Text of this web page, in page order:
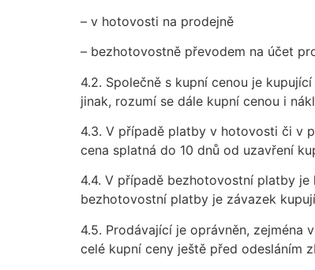
– v hotovosti na prodejně
– bezhotovostně převodem na účet
4.2. Společně s kupní cenou je
jinak, rozumí se dále kupní cenou i
4.3. V případě platby v hotovosti či v
cena splatná do 10 dnů od uzavření
4.4. V případě bezhotovostní platby
bezhotovostní platby je závazek
4.5. Prodávající je oprávněn,
celé kupní ceny ještě před odesláním